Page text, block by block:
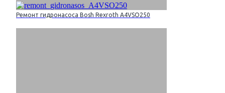
Ремонт гидронасоса Bosh Rexroth A4VSO250